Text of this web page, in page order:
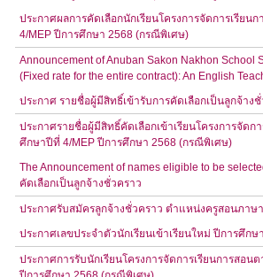
ประกาศผลการคัดเลือกนักเรียนโครงการจัดการเรีย
4/MEP ปีการศึกษา 2568 (กรณีพิเศษ)
Announcement of Anuban Sakon Nakhon School
(Fixed rate for the entire contract): An English
ประกาศ รายชื่อผู้มีสิทธิ์เข้ารับการคัดเลือกเป็นลูกจ้าง
ประกาศรายชื่อผู้มีสิทธิ์คัดเลือกเข้าเรียนโครงการจัด
ศึกษาปีที่ 4/MEP ปีการศึกษา 2568 (กรณีพิเศษ)
The Announcement of names eligible to be
คัดเลือกเป็นลูกจ้างชั่วคราว
ประกาศรับสมัครลูกจ้างชั่วคราว ตำแหน่งครูสอนภาษ
ประกาศเลขประจำตัวนักเรียนเข้าเรียนใหม่ ปีการศึกษ
ประกาศการรับนักเรียนโครงการจัดการเรียนการสอ